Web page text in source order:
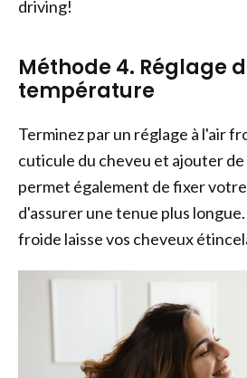
driving!
Méthode 4. Réglage
température
Terminez par un réglage à l'air
cuticule du cheveu et ajouter de
permet également de fixer
d'assurer une tenue plus
froide laisse vos cheveux